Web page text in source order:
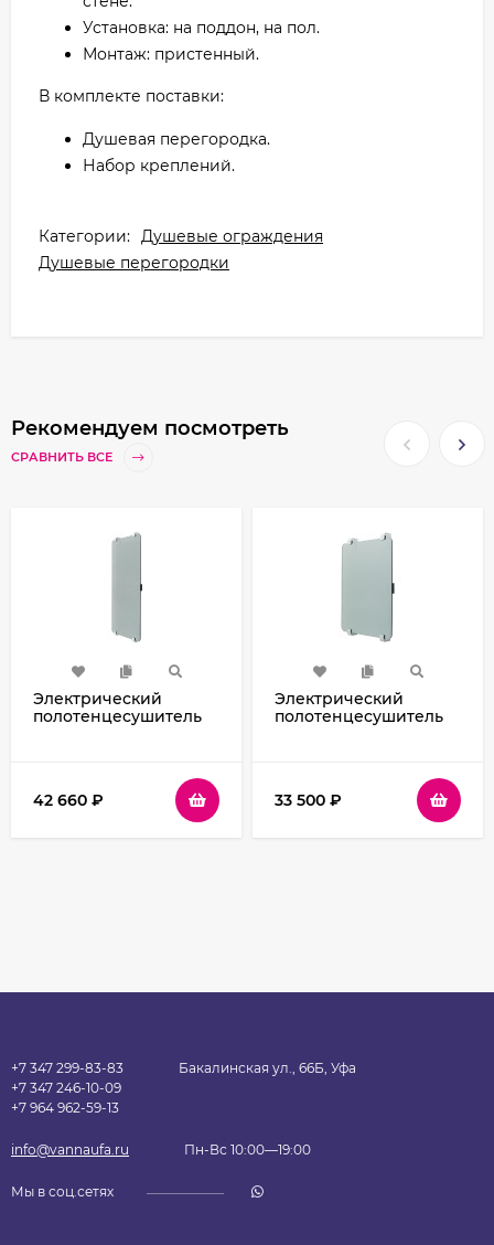
Установка: на поддон, на пол.
Монтаж: пристенный.
В комплекте поставки:
Душевая перегородка.
Набор креплений.
Категории: Душевые ограждения
Душевые перегородки
Рекомендуем посмотреть
СРАВНИТЬ ВСЕ
Электрический
полотенцесушитель
42 660 ₽
Электрический
полотенцесушитель
33 500 ₽
+7 347 299-83-83
+7 347 246-10-09
+7 964 962-59-13
Бакалинская ул., 66Б, Уфа
info@vannaufa.ru Пн-Вс 10:00—19:00
Мы в соц.сетях